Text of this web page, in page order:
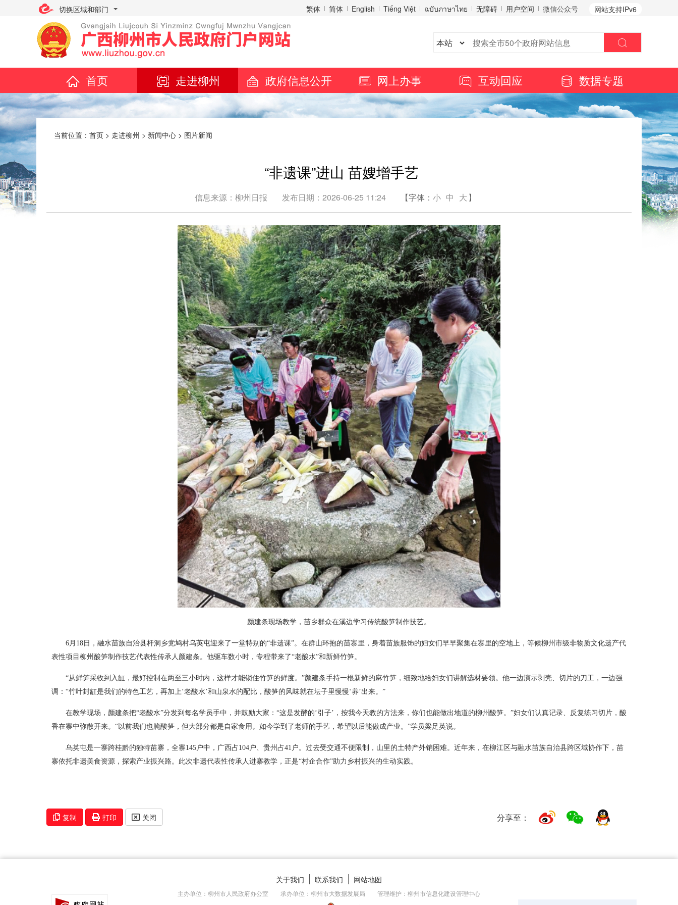
切换区域和部门 网站支持IPv6
繁体 简体 English Tiếng Việt ฉบับภาษาไทย 无障碍 用户空间 微信公众号
首页 走进柳州 政府信息公开 网上办事 互动回应 数据专题
当前位置： 首页 > 走进柳州 > 新闻中心 > 图片新闻
“非遗课”进山 苗嫂增手艺
信息来源：柳州日报 发布日期：2026-06-25 11:24 【字体： 小 中 大 】
颜建条现场教学，苗乡群众在溪边学习传统酸笋制作技艺。
6月18日，融水苗族自治县杆洞乡党鸠村乌英屯迎来了一堂特别的“非遗课”。在群山环抱的苗寨里，身着苗族服饰的妇女们早早聚集在寨里的空地上，等候柳州市级非物质文化遗产代
表性项目柳州酸笋制作技艺代表性传承人颜建条。他驱车数小时，专程带来了“老酸水”和新鲜竹笋。
“从鲜笋采收到入缸，最好控制在两至三小时内，这样才能锁住竹笋的鲜度。”颜建条手持一根新鲜的麻竹笋，细致地给妇女们讲解选材要领。他一边演示剥壳、切片的刀工，一边强
调：“竹叶封缸是我们的特色工艺，再加上‘老酸水’和山泉水的配比，酸笋的风味就在坛子里慢慢‘养’出来。”
在教学现场，颜建条把“老酸水”分发到每名学员手中，并鼓励大家：“这是发酵的‘引子’，按我今天教的方法来，你们也能做出地道的柳州酸笋。”妇女们认真记录、反复练习切片，酸
香在寨中弥散开来。“以前我们也腌酸笋，但大部分都是自家食用。如今学到了老师的手艺，希望以后能做成产业。”学员梁足英说。
乌英屯是一寨跨桂黔的独特苗寨，全寨145户中，广西占104户、贵州占41户。过去受交通不便限制，山里的土特产外销困难。近年来，在柳江区与融水苗族自治县跨区域协作下，苗
寨依托非遗美食资源，探索产业振兴路。此次非遗代表性传承人进寨教学，正是“村企合作”助力乡村振兴的生动实践。
复制 打印 关闭 分享至：
关于我们 联系我们 网站地图
主办单位：柳州市人民政府办公室 承办单位：柳州市大数据发展局 管理维护：柳州市信息化建设管理中心